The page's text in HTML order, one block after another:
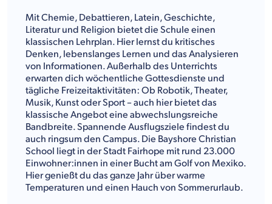
Mit Chemie, Debattieren, Latein, Geschichte,
Literatur und Religion bietet die Schule einen
klassischen Lehrplan. Hier lernst du kritisches
Denken, lebenslanges Lernen und das Analysieren
von Informationen. Außerhalb des Unterrichts
erwarten dich wöchentliche Gottesdienste und
tägliche Freizeitaktivitäten: Ob Robotik, Theater,
Musik, Kunst oder Sport – auch hier bietet das
klassische Angebot eine abwechslungsreiche
Bandbreite. Spannende Ausflugsziele findest du
auch ringsum den Campus. Die Bayshore Christian
School liegt in der Stadt Fairhope mit rund 23.000
Einwohner:innen in einer Bucht am Golf von Mexiko.
Hier genießt du das ganze Jahr über warme
Temperaturen und einen Hauch von Sommerurlaub.